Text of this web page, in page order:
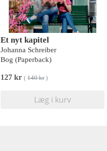
Et nyt kapitel
Johanna Schreiber
Bog (Paperback)
127 kr ( 140 kr)
Læg i kurv